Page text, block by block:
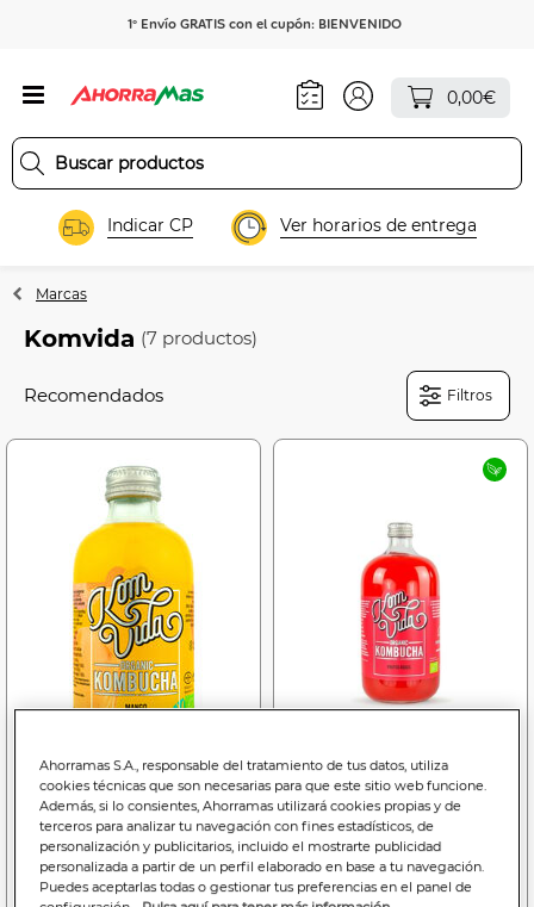
1º Envío GRATIS con el cupón: BIENVENIDO
0,00€
Indicar CP Ver horarios de entrega
Marcas
Komvida (7 productos)
Filtros
2,65€
10,60€/litro
Kombucha de mango
Komvida 250ml
7,49€
9,99€/litro
Kombucha Komvida
750ml frutos rojos
Ahorramas S.A., responsable del tratamiento de tus datos, utiliza
cookies técnicas que son necesarias para que este sitio web funcione.
Además, si lo consientes, Ahorramas utilizará cookies propias y de
terceros para analizar tu navegación con fines estadísticos, de
personalización y publicitarios, incluido el mostrarte publicidad
personalizada a partir de un perfil elaborado en base a tu navegación.
Puedes aceptarlas todas o gestionar tus preferencias en el panel de